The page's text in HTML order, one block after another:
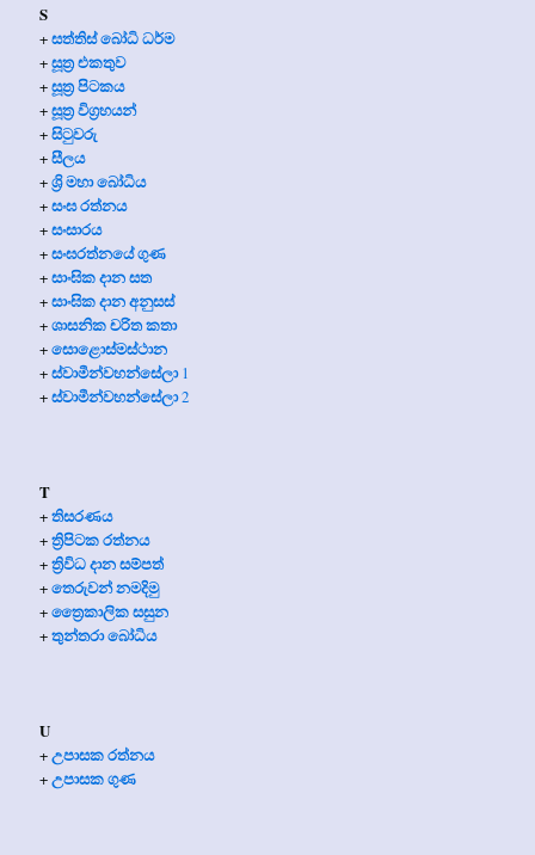
S
+සත්තිස් බෝධි ධර්ම
+සූත්‍ර එකතුව
+සූත්‍ර පිටකය
+සූත්‍ර විග්‍රහයන්
+සිටුවරු
+සීලය
+ශ්‍රි මහා බෝධිය
+සංඝ රත්නය
+සංසාරය
+සංඝරත්නයේ ගුණ
+සාංඝික දාන සත
+සාංඝික දාන අනුසස්
+ශාසනික චරිත කතා
+සොළොස්මස්ථාන
+ස්වාමීන්වහන්සේලා1
+ස්වාමීන්වහන්සේලා2
T
+තිසරණය
+ත්‍රිපිටක රත්නය
+ත්‍රිවිධ දාන සම්පත්
+තෙරුවන් නමදිමු
+ත්‍රෛකාලික සසුන
+තුන්තරා බෝධිය
U
+උපාසක රත්නය
+උපාසක ගුණ